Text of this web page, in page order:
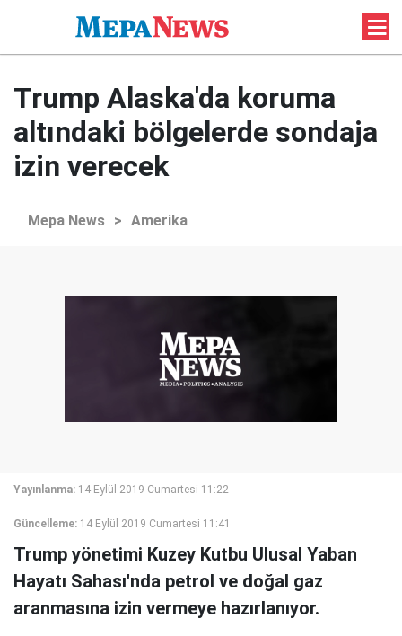
Trump Alaska'da koruma
altındaki bölgelerde sondaja
izin verecek
Mepa News > Amerika
Yayınlanma: 14 Eylül 2019 Cumartesi 11:22
Güncelleme: 14 Eylül 2019 Cumartesi 11:41
Trump yönetimi Kuzey Kutbu Ulusal Yaban
Hayatı Sahası'nda petrol ve doğal gaz
aranmasına izin vermeye hazırlanıyor.